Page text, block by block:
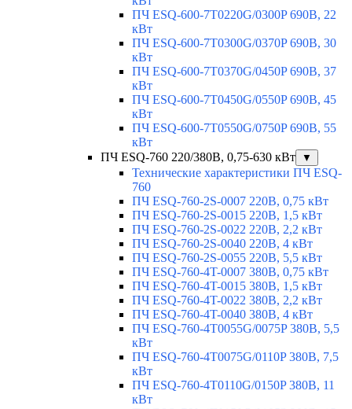
ПЧ ESQ-600-7T0220G/0300P 690В, 22
кВт
ПЧ ESQ-600-7T0300G/0370P 690В, 30
кВт
ПЧ ESQ-600-7T0370G/0450P 690В, 37
кВт
ПЧ ESQ-600-7T0450G/0550P 690В, 45
кВт
ПЧ ESQ-600-7T0550G/0750P 690В, 55
кВт
ПЧ ESQ-760 220/380В, 0,75-630 кВт
▼
Технические характеристики ПЧ ESQ-
760
ПЧ ESQ-760-2S-0007 220В, 0,75 кВт
ПЧ ESQ-760-2S-0015 220В, 1,5 кВт
ПЧ ESQ-760-2S-0022 220В, 2,2 кВт
ПЧ ESQ-760-2S-0040 220В, 4 кВт
ПЧ ESQ-760-2S-0055 220В, 5,5 кВт
ПЧ ESQ-760-4T-0007 380В, 0,75 кВт
ПЧ ESQ-760-4T-0015 380В, 1,5 кВт
ПЧ ESQ-760-4T-0022 380В, 2,2 кВт
ПЧ ESQ-760-4T-0040 380В, 4 кВт
ПЧ ESQ-760-4T0055G/0075P 380В, 5,5
кВт
ПЧ ESQ-760-4T0075G/0110P 380В, 7,5
кВт
ПЧ ESQ-760-4T0110G/0150P 380В, 11
кВт